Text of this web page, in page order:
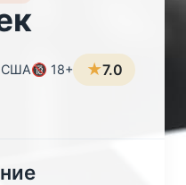
США🔞 18+ ★7.0